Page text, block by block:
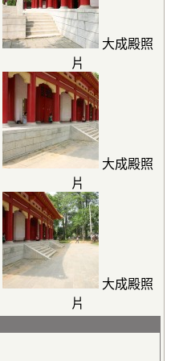
大成殿照
片
大成殿照
片
大成殿照
片